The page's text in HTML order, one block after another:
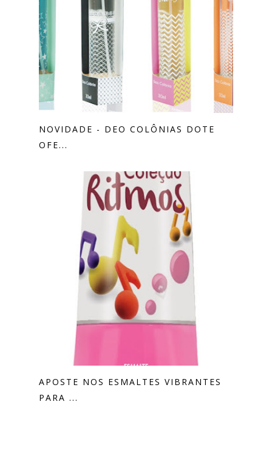
NOVIDADE - DEO COLÔNIAS DOTE
OFE...
APOSTE NOS ESMALTES VIBRANTES
PARA ...